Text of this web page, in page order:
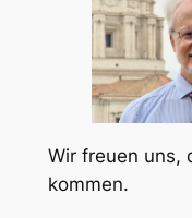
Wir freuen uns,
kommen.